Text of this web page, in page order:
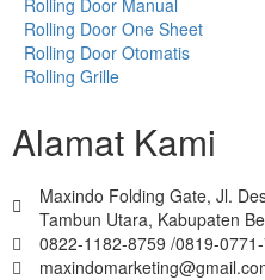
Rolling Door One Sheet
Rolling Door Otomatis
Rolling Grille
Alamat Kami
Maxindo Folding Gate, Jl.
Tambun Utara, Kabupaten
0822-1182-8759 /0819-